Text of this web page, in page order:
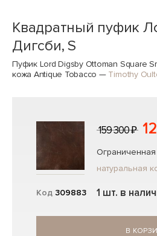
Квадратный пуфик
Дигсби, S
Пуфик Lord Digsby Ottoman Square
кожа Antique Tobacco — Timothy
Код 309883
159 300 ₽
Ограниченная
натуральная
1 шт. в
В